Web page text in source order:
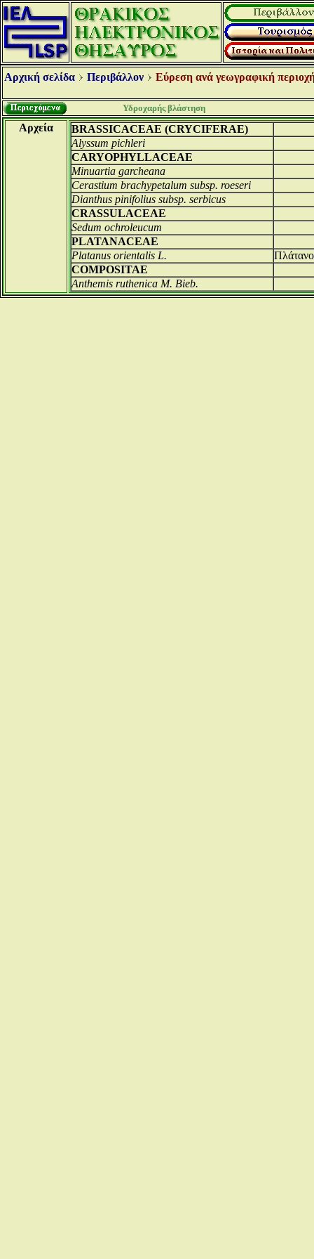
Αρχική σελίδα Περιβάλλον Εύρεση ανά γεωγραφική
Υδροχαρής βλάστηση
Αρχεία
BRASSICACEAE (CRYCIFERAE)
Alyssum pichleri
CARYOPHYLLACEAE
Minuartia garcheana
Cerastium brachypetalum subsp. roeseri
Dianthus pinifolius subsp. serbicus
CRASSULACEAE
Sedum ochroleucum
PLATANACEAE
Platanus orientalis L.
COMPOSITAE
Anthemis ruthenica M. Bieb.